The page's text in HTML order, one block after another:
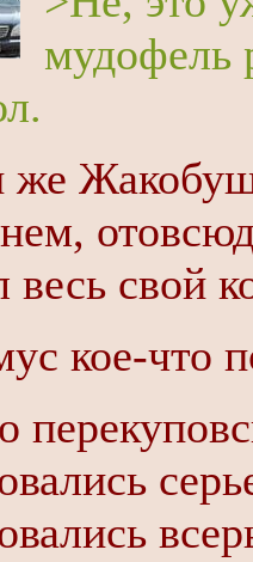
мудофель
свой
кое-что